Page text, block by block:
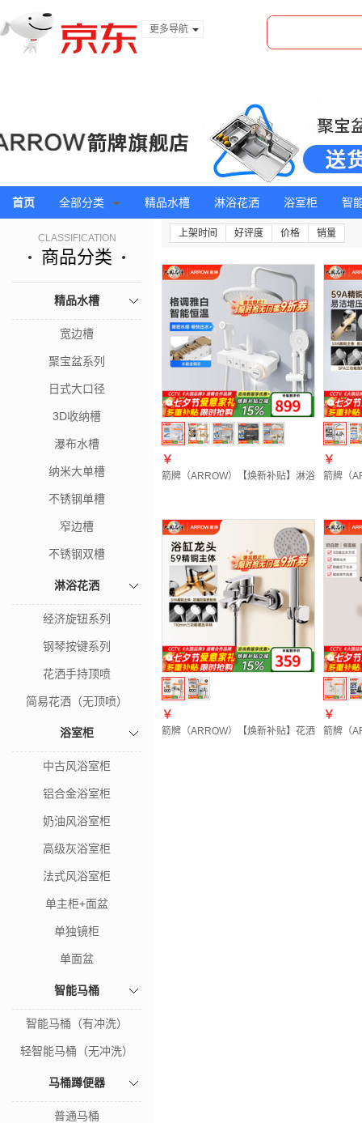
更多导航
首页 全部分类 精品水槽 淋浴花洒 浴室柜 智
CLASSIFICATION
商品分类
精品水槽
宽边槽
聚宝盆系列
日式大口径
3D收纳槽
瀑布水槽
纳米大单槽
不锈钢单槽
窄边槽
不锈钢双槽
淋浴花洒
经济旋钮系列
钢琴按键系列
花洒手持顶喷
简易花洒（无顶喷）
浴室柜
中古风浴室柜
铝合金浴室柜
奶油风浴室柜
高级灰浴室柜
法式风浴室柜
单主柜+面盆
单独镜柜
单面盆
智能马桶
智能马桶（有冲洗）
轻智能马桶（无冲洗）
马桶蹲便器
普通马桶
上架时间 好评度 价格 销量
￥
箭牌（ARROW）【焕新补贴】淋浴花洒套装
￥
箭牌（
￥
箭牌（ARROW）【焕新补贴】花洒套装精铜
￥
箭牌（